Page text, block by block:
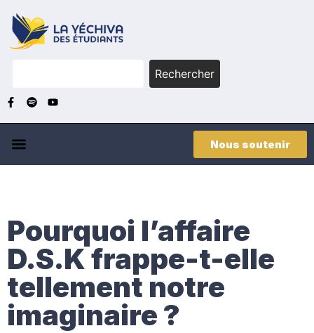
Rechercher
Nous soutenir
Pourquoi l’affaire
D.S.K frappe-t-elle
tellement notre
imaginaire ?